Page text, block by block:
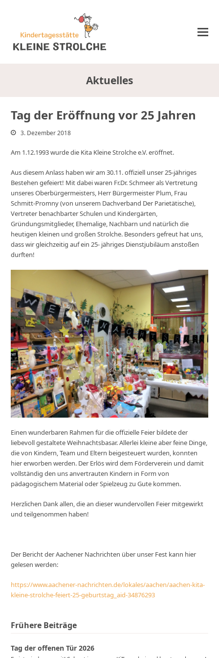
Aktuelles
Tag der Eröffnung vor 25 Jahren
3. Dezember 2018
Am 1.12.1993 wurde die Kita Kleine Strolche e.V. eröffnet.
Aus diesem Anlass haben wir am 30.11. offiziell unser 25-jähriges
Bestehen gefeiert! Mit dabei waren Fr.Dr. Schmeer als Vertretung
unseres Oberbürgermeisters, Herr Bürgermeister Plum, Frau
Schmitt-Promny (von unserem Dachverband Der Parietätische),
Vertreter benachbarter Schulen und Kindergärten,
Gründungsmitglieder, Ehemalige, Nachbarn und natürlich die
heutigen kleinen und großen Strolche. Besonders gefreut hat uns,
dass wir gleichzeitig auf ein 25- jähriges Dienstjubiläum anstoßen
durften!
Einen wunderbaren Rahmen für die offizielle Feier bildete der
liebevoll gestaltete Weihnachtsbasar. Allerlei kleine aber feine Dinge,
die von Kindern, Team und Eltern beigesteuert wurden, konnten
hier erworben werden. Der Erlös wird dem Förderverein und damit
vollständig den uns anvertrauten Kindern in Form von
pädagogischem Material oder Spielzeug zu Gute kommen.
Herzlichen Dank allen, die an dieser wundervollen Feier mitgewirkt
und teilgenommen haben!
Der Bericht der Aachener Nachrichten über unser Fest kann hier
gelesen werden:
https://www.aachener-nachrichten.de/lokales/aachen/aachen-kita-
kleine-strolche-feiert-25-geburtstag_aid-34876293
Frühere Beiträge
Tag der offenen Tür 2026